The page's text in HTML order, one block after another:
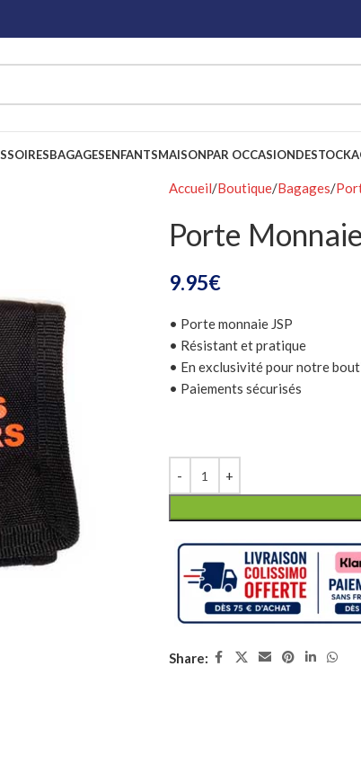
BAGAGESENFANTSMAISONPAR OCCASION
Accueil Boutique Bagages
Porte
9.95€
• Porte monnaie JSP
• Résistant et pratique
• En exclusivité pour notre
• Paiements sécurisés
Share: